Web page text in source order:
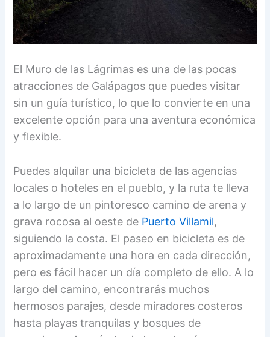
El Muro de las Lágrimas es una de las pocas
atracciones de Galápagos que puedes visitar
sin un guía turístico, lo que lo convierte en una
excelente opción para una aventura económica
y flexible.
Puedes alquilar una bicicleta de las agencias
locales o hoteles en el pueblo, y la ruta te lleva
a lo largo de un pintoresco camino de arena y
grava rocosa al oeste de Puerto Villamil,
siguiendo la costa. El paseo en bicicleta es de
aproximadamente una hora en cada dirección,
pero es fácil hacer un día completo de ello. A lo
largo del camino, encontrarás muchos
hermosos parajes, desde miradores costeros
hasta playas tranquilas y bosques de